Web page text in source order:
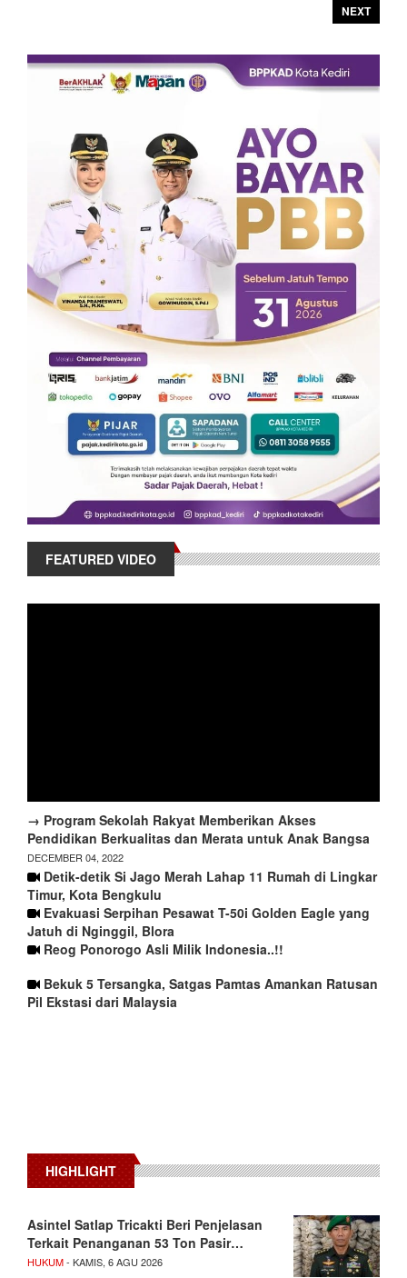
NEXT
FEATURED VIDEO
→ Program Sekolah Rakyat Memberikan Akses
Pendidikan Berkualitas dan Merata untuk Anak Bangsa
DECEMBER 04, 2022
Detik-detik Si Jago Merah Lahap 11 Rumah di Lingkar
Timur, Kota Bengkulu
Evakuasi Serpihan Pesawat T-50i Golden Eagle yang
Jatuh di Nginggil, Blora
Reog Ponorogo Asli Milik Indonesia..!!
Bekuk 5 Tersangka, Satgas Pamtas Amankan Ratusan
Pil Ekstasi dari Malaysia
HIGHLIGHT
Asintel Satlap Tricakti Beri Penjelasan
Terkait Penanganan 53 Ton Pasir…
HUKUM- KAMIS, 6 AGU 2026